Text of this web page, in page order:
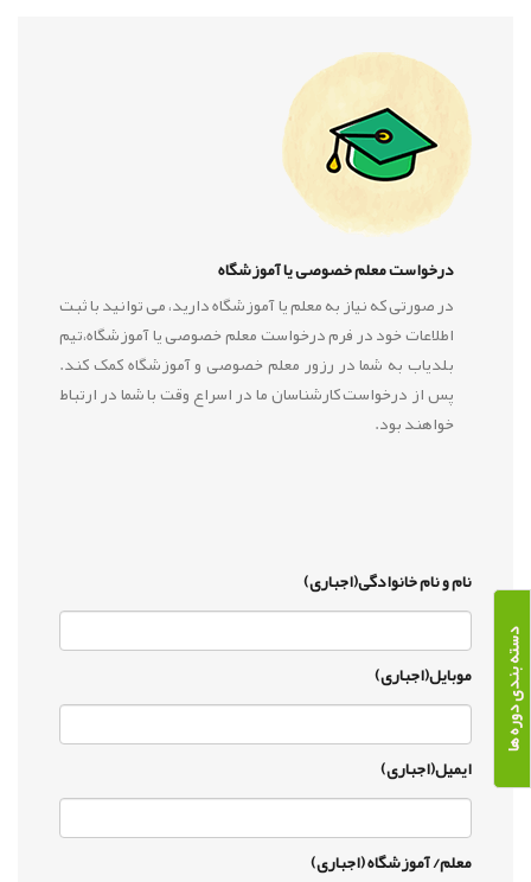
دسته بندی دوره ها
درخواست معلم خصوصی یا آموزشگاه
در صورتی که نیاز به معلم یا آموزشگاه دارید، می توانید با ثبت
اطلاعات خود در فرم درخواست معلم خصوصی یا آموزشگاه،تیم
بلدیاب به شما در رزور معلم خصوصی و آموزشگاه کمک کند.
پس از درخواست کارشناسان ما در اسراع وقت با شما در ارتباط
خواهند بود.
نام و نام خانوادگی(اجباری)
موبایل(اجباری)
ایمیل(اجباری)
معلم/ آموزشگاه (اجباری)